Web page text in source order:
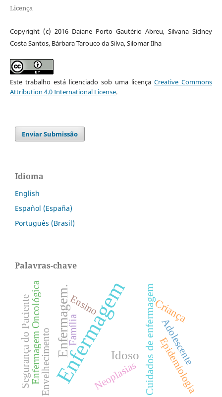
Licença
Copyright (c) 2016 Daiane Porto Gautério Abreu, Silvana Sidney
Costa Santos, Bárbara Tarouco da Silva, Silomar Ilha
Este trabalho está licenciado sob uma licençaCreative Commons
Attribution 4.0 International License.
Enviar Submissão
Idioma
English
Español (España)
Português (Brasil)
Palavras-chave
Enfermagem
Enfermagem. Idoso Cuidados de enfermagemCriança
Envelhecimento Adolescente
Família
Ensino
Epidemiologia
Neoplasias
Enfermagem Oncológica
Segurança do Paciente